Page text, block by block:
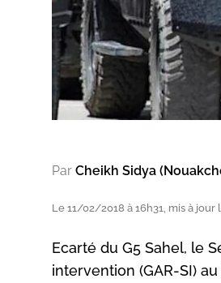
Par Cheikh Sidya
Le 11/02/2018 à 16h31, mis à jour
Ecarté du G5 Sahel, le
intervention (GAR-SI)